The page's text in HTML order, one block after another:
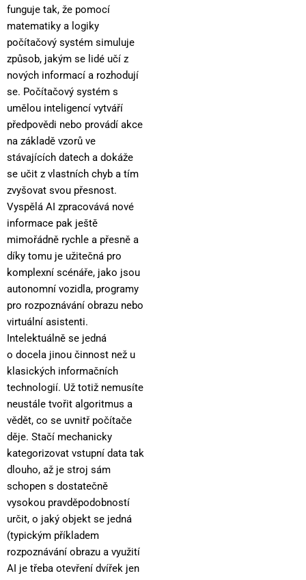
funguje tak, že pomocí
matematiky a logiky
počítačový systém simuluje
způsob, jakým se lidé učí z
nových informací a rozhodují
se. Počítačový systém s
umělou inteligencí vytváří
předpovědi nebo provádí akce
na základě vzorů ve
stávajících datech a dokáže
se učit z vlastních chyb a tím
zvyšovat svou přesnost.
Vyspělá AI zpracovává nové
informace pak ještě
mimořádně rychle a přesně a
díky tomu je užitečná pro
komplexní scénáře, jako jsou
autonomní vozidla, programy
pro rozpoznávání obrazu nebo
virtuální asistenti.
Intelektuálně se jedná
o docela jinou činnost než u
klasických informačních
technologií. Už totiž nemusíte
neustále tvořit algoritmus a
vědět, co se uvnitř počítače
děje. Stačí mechanicky
kategorizovat vstupní data tak
dlouho, až je stroj sám
schopen s dostatečně
vysokou pravděpodobností
určit, o jaký objekt se jedná
(typickým příkladem
rozpoznávání obrazu a využití
AI je třeba otevření dvířek jen